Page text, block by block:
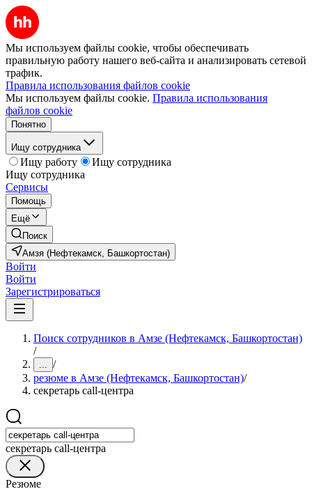
Мы используем файлы cookie, чтобы обеспечивать
правильную работу нашего веб-сайта и анализировать сетевой
трафик.
Правила использования файлов cookie
Мы используем файлы cookie. Правила использования
файлов cookie
Понятно
Ищу сотрудника
Ищу работу
Ищу сотрудника
Ищу сотрудника
Сервисы
Помощь
Ещё
Поиск
Амзя (Нефтекамск, Башкортостан)
Войти
Войти
Зарегистрироваться
Поиск сотрудников в Амзе (Нефтекамск, Башкортостан)
/
... /
резюме в Амзе (Нефтекамск, Башкортостан)/
секретарь call-центра
секретарь call-центра
Резюме